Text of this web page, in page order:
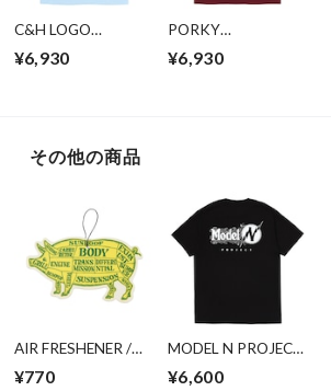
C&H LOGO
TEE/LIGHT BLUE
¥6,930
PORKY
¥6,930
その他の商品
AIR FRESHENER /
LEMON LIME
¥770
MODEL N PROJECT
TEE/BLACK
¥6,600